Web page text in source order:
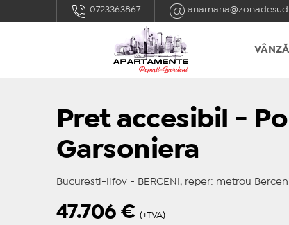
0723363867
Pret accesibil -
Garsoniera
Bucuresti-Ilfov - BERCENI, reper: metrou
47.706€ (+TVA)